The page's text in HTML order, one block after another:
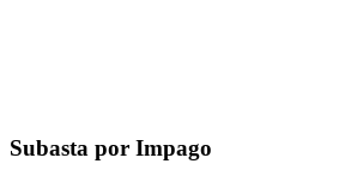
Subasta por Impago